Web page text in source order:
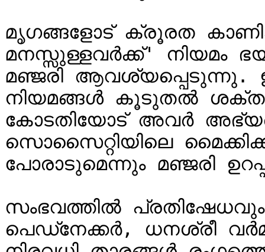
മൃഗങ്ങളോട് ക്രൂരത
മനസ്സുള്ളവർക്ക്' നിയമം
മഞ്ജരി
നിയമങ്ങൾ കൂടുതൽ
കോടതിയോട് അവർ
സൊസൈറ്റിയിലെ
പോരാടുമെന്നും മഞ്ജരി
സംഭവത്തിൽ പ്രതിഷേധവും
പെഡ്‌നേക്കർ, ധനശ്രീ വർമ, റിധിമ പണ്ഡിറ്റ് തുടങ്ങി